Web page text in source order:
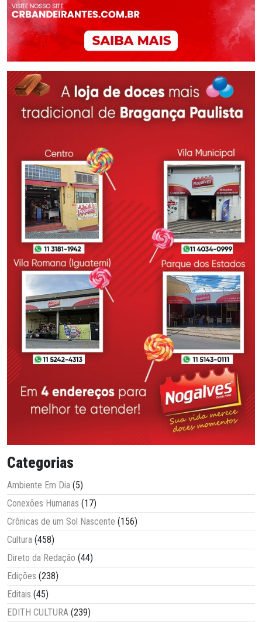
Categorias
Ambiente Em Dia (5)
Conexões Humanas (17)
Crônicas de um Sol Nascente (156)
Cultura (458)
Direto da Redação (44)
Edições (238)
Editais (45)
EDITH CULTURA (239)